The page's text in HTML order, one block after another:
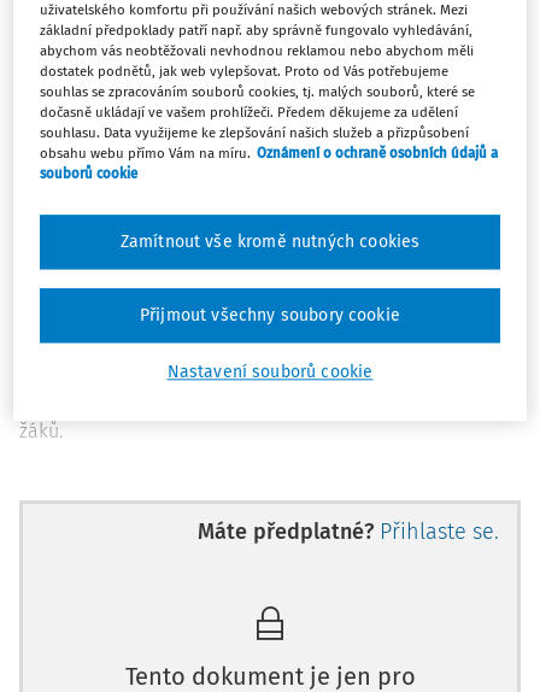
Školský logoped ve škole, 2. část
Úrovně náročnosti práce
školského logopeda ve škole: od
standardu k expertize
Práce školského logopeda1)ve škole je velmi rozmanitá a
její náročnost se pohybuje na široké škále od
očekávanému výkonu profese, až po vysoce
specializovanou expertní činnost vyžadující hluboké
odborné znalosti, pokročilé metodické dovednosti a
žáků.
Máte předplatné? Přihlaste se.
Tento dokument je jen pro
uživatelského komfortu při používání našich webových stránek. Mezi
základní předpoklady patří např. aby správně fungovalo vyhledávání,
abychom vás neobtěžovali nevhodnou reklamou nebo abychom měli
dostatek podnětů, jak web vylepšovat. Proto od Vás potřebujeme
souhlas se zpracováním souborů cookies, tj. malých souborů, které se
dočasně ukládají ve vašem prohlížeči. Předem děkujeme za udělení
souhlasu. Data využijeme ke zlepšování našich služeb a přizpůsobení
obsahu webu přímo Vám na míru. Oznámení o ochraně osobních údajů a
souborů cookie
Nastavení souborů cookie
Zamítnout vše kromě nutných cookies
Přijmout všechny soubory cookie